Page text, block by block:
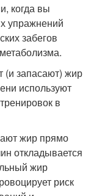
когда вы
упражнений
забегов
запасают) жир
используют
в
жир прямо
откладывается
жир
риск